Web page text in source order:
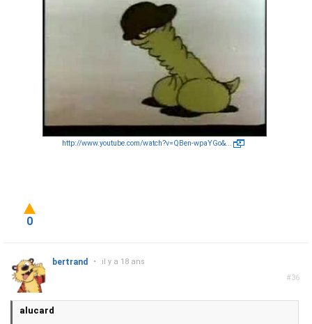
http://www.youtube.com/watch?v=QBen-wpaYGo&...
0
#36
bertrand • il y a 18 ans
alucard